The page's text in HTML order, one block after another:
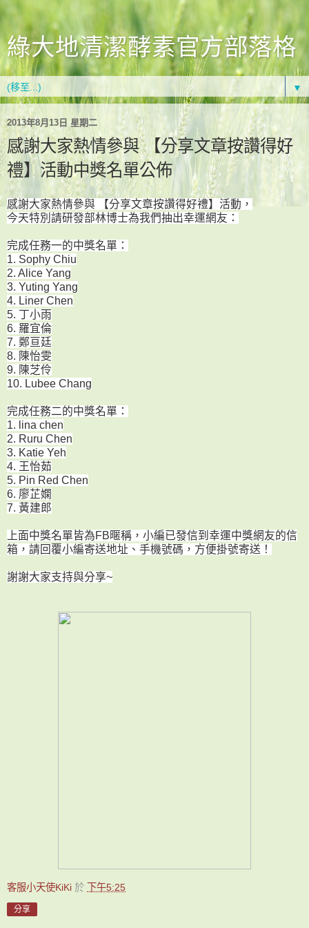
綠大地清潔酵素官方部落格
▼
2013年8月13日 星期二
感謝大家熱情參與 【分享文章按讚得好
禮】活動中獎名單公佈
感謝大家熱情參與 【分享文章按讚得好禮】活動，
今天特別請研發部林博士為我們抽出幸運網友：
完成任務一的中獎名單：
1. Sophy Chiu
2. Alice Yang
3. Yuting Yang
4. Liner Chen
5. 丁小雨
6. 羅宜倫
7. 鄭亘廷
8. 陳怡雯
9. 陳芝伶
10. Lubee Chang
完成任務二的中獎名單：
1. lina chen
2. Ruru Chen
3. Katie Yeh
4. 王怡茹
5. Pin Red Chen
6. 廖芷嫻
7. 黃建郎
上面中獎名單皆為FB暱稱，小編已發信到幸運中獎網友的信
箱，請回覆小編寄送地址、手機號碼，方便掛號寄送！
謝謝大家支持與分享~
客服小天使KiKi 於 下午5:25
分享